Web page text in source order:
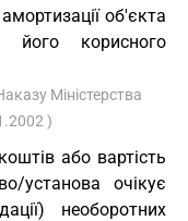
об'єкта
його корисного
Міністерства
)
або вартість
установа очікує
необоротних